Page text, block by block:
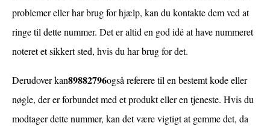
problemer eller har brug for hjælp, kan du kontakte dem ved at
ringe til dette nummer. Det er altid en god idé at have nummeret
noteret et sikkert sted, hvis du har brug for det.
Derudover kan89882796også referere til en bestemt kode eller
nøgle, der er forbundet med et produkt eller en tjeneste. Hvis du
modtager dette nummer, kan det være vigtigt at gemme det, da